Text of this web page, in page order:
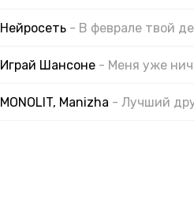
Нейросеть - В феврале твой
Играй Шансоне - Меня уже
MONOLIT, Manizha - Лучший